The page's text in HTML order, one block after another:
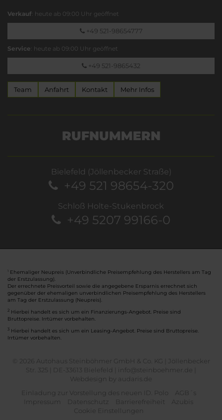
Verkauf: heute ab 09:00 Uhr geöffnet
+49 521-98654777
Service: heute ab 09:00 Uhr geöffnet
+49 521-9865432
Team Anfahrt Kontakt Mehr Infos
RUFNUMMERN
Bielefeld (Jöllenbecker Straße)
+49 521 98654-320
Schloß Holte-Stukenbrock
+49 5207 99166-0
Ehemaliger Neupreis (Unverbindliche Preisempfehlung des Herstellers am Tag
der Erstzulassung).
Der errechnete Preisvorteil sowie die angegebene Ersparnis errechnet sich
gegenüber der ehemaligen unverbindlichen Preisempfehlung des Herstellers
am Tag der Erstzulassung (Neupreis).
2 Hierbei handelt es sich um ein Finanzierungs-Angebot. Preise sind
Bruttopreise. Irrtümer vorbehalten.
3 Hierbei handelt es sich um ein Leasing-Angebot. Preise sind Bruttopreise.
Irrtümer vorbehalten.
© 2026 Autohaus Steinböhmer GmbH & Co. KG | Jöllenbecker
Str. 325 | DE-33613 Bielefeld | info@steinboehmer.de |
Webdesign by audaris.de
Einladung zur Vorstellung des neuen ID. Polo
AGB´s
Impressum
Datenschutz Barrierefreiheit
Azubis
Cookie Einstellungen